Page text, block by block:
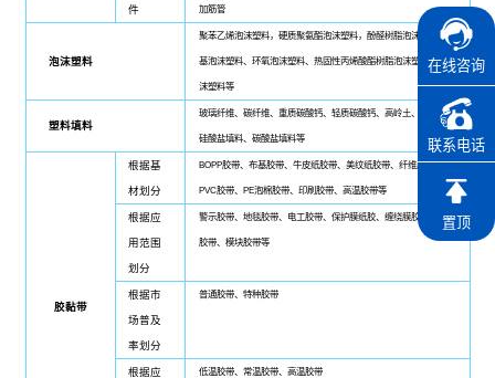
在线咨询
联系电话
置顶
件 加筋管
泡沫塑料
聚苯乙烯泡沫塑料，硬质聚氨酯泡沫塑料，酚醛树脂泡沫塑料、氨
基泡沫塑料、环氧泡沫塑料、热固性丙烯酸酯树脂泡沫塑、软质泡
沫塑料等
塑料填料
玻璃纤维、碳纤维、重质碳酸钙、轻质碳酸钙、高岭土、滑石粉、
硅酸盐填料、碳酸盐填料等
胶黏带
根据基
材划分
BOPP胶带、布基胶带、牛皮纸胶带、美纹纸胶带、纤维胶带、
PVC胶带、PE泡棉胶带、印刷胶带、高温胶带等
根据应
用范围
划分
警示胶带、地毯胶带、电工胶带、保护膜纸胶、缠绕膜胶带、封箱
胶带、模块胶带等
根据市
场普及
率划分
普通胶带、特种胶带
根据应 低温胶带、常温胶带、高温胶带